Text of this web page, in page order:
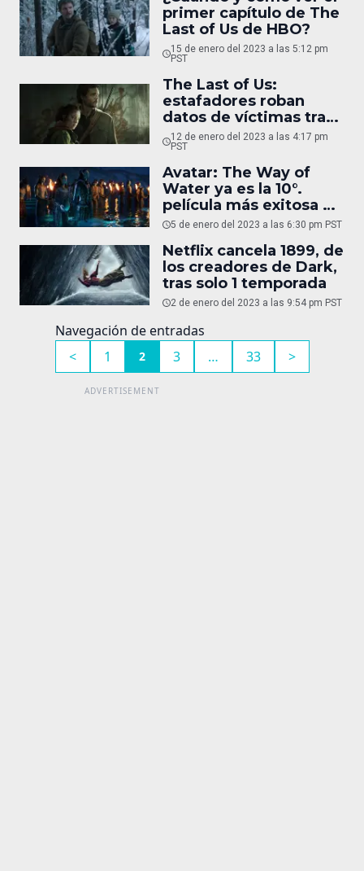
primer capítulo de The
Last of Us de HBO?
15 de enero del 2023 a las 5:12 pm
PST
The Last of Us:
estafadores roban
datos de víctimas tras
expectativas por la
serie de HBO
12 de enero del 2023 a las 4:17 pm
PST
Avatar: The Way of
Water ya es la 10°.
película más exitosa de
la historia
5 de enero del 2023 a las 6:30 pm PST
Netflix cancela 1899, de
los creadores de Dark,
tras solo 1 temporada
2 de enero del 2023 a las 9:54 pm PST
Navegación de entradas
<
1 2 3 … 33 >